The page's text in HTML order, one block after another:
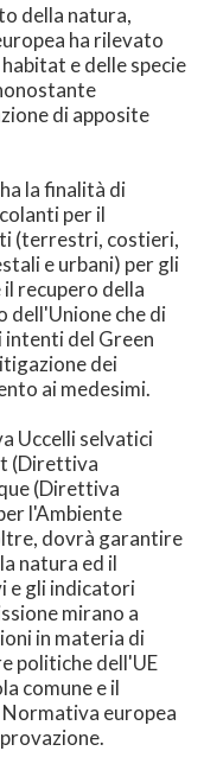
della natura,
ha rilevato
e delle specie
di apposite
la finalità di
per il
(terrestri, costieri,
e urbani) per gli
recupero della
che di
del Green
dei
ai medesimi.
Uccelli selvatici
(Direttiva
(Direttiva
l'Ambiente
dovrà garantire
natura ed il
e gli indicatori
mirano a
in materia di
politiche dell'UE
comune e il
europea